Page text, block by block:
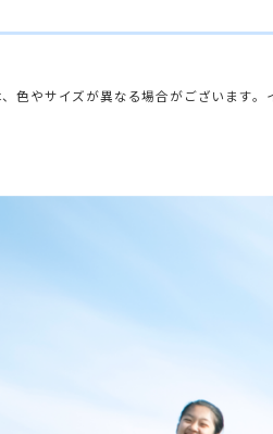
やサイズが異なる場合がございます。